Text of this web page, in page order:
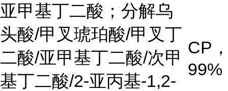
亚甲基丁二酸；分解乌
头酸/甲叉琥珀酸/甲叉丁
二酸/亚甲基丁二酸/次甲
基丁二酸/2-亚丙基-1,2-
CP
99%